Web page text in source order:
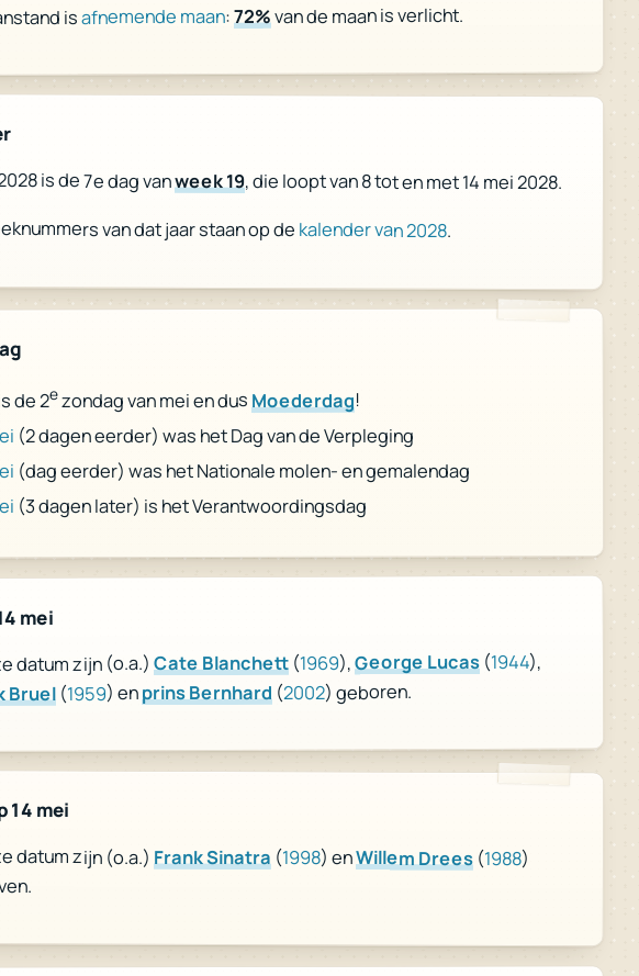
isafnemende maan:72%van de maan is verlicht.
is de 7e dag vanweek 19, die loopt van 8 tot en met 14 mei 2028.
van dat jaar staan op de kalender van 2028.
de 2ezondag van mei en dus Moederdag!
(2 dagen eerder) was het Dag van de Verpleging
(dag eerder) was het Nationale molen- en gemalendag
(3 dagen later) is het Verantwoordingsdag
mei
datum zijn (o.a.)Cate Blanchett(1969),George Lucas(1944),
Bruel (1959) enprins Bernhard (2002) geboren.
14 mei
datum zijn (o.a.)Frank Sinatra (1998) enWillem Drees(1988)